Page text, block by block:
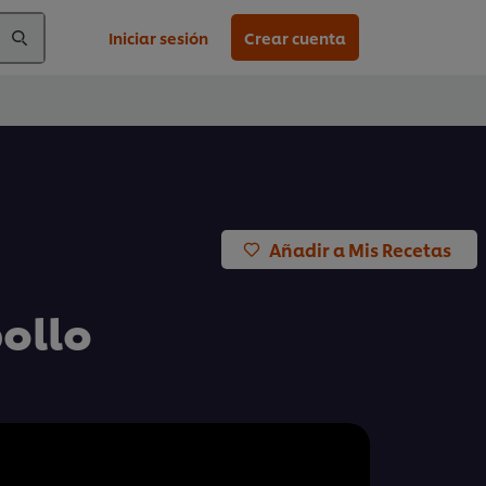
Iniciar sesión Crear cuenta
Añadir a Mis Recetas